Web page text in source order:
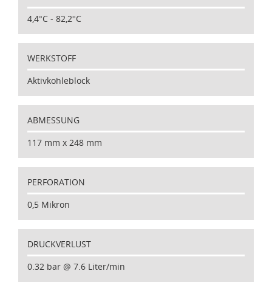
4,4°C - 82,2°C
WERKSTOFF
Aktivkohleblock
ABMESSUNG
117 mm x 248 mm
PERFORATION
0,5 Mikron
DRUCKVERLUST
0.32 bar @ 7.6 Liter/min